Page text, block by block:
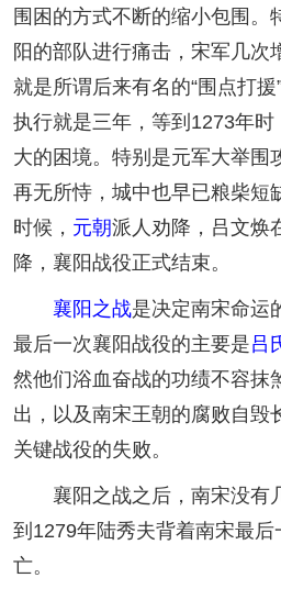
围困的方式不断的缩小包围。
阳的部队进行痛击，宋军几次
就是所谓后来有名的“围点打
执行就是三年，等到1273年
大的困境。特别是元军大举围
再无所恃，城中也早已粮柴短
时候， 元朝派人劝降，吕文焕
降，襄阳战役正式结束。
襄阳之战是决定南宋命运
最后一次襄阳战役的主要是吕
然他们浴血奋战的功绩不容抹
出，以及南宋王朝的腐败自毁
关键战役的失败。
襄阳之战之后，南宋没有几
到1279年陆秀夫背着南宋最后
亡。